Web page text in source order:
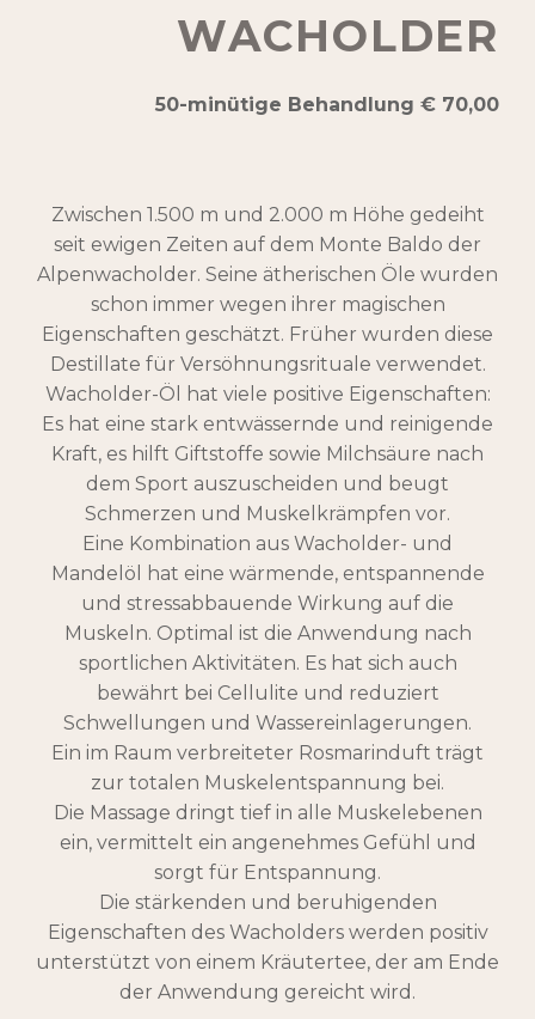
WACHOLDER
50-minütige Behandlung € 70,00
Zwischen 1.500 m und 2.000 m Höhe gedeiht
seit ewigen Zeiten auf dem Monte Baldo der
Alpenwacholder. Seine ätherischen Öle wurden
schon immer wegen ihrer magischen
Eigenschaften geschätzt. Früher wurden diese
Destillate für Versöhnungsrituale verwendet.
Wacholder-Öl hat viele positive Eigenschaften:
Es hat eine stark entwässernde und reinigende
Kraft, es hilft Giftstoffe sowie Milchsäure nach
dem Sport auszuscheiden und beugt
Schmerzen und Muskelkrämpfen vor.
Eine Kombination aus Wacholder- und
Mandelöl hat eine wärmende, entspannende
und stressabbauende Wirkung auf die
Muskeln. Optimal ist die Anwendung nach
sportlichen Aktivitäten. Es hat sich auch
bewährt bei Cellulite und reduziert
Schwellungen und Wassereinlagerungen.
Ein im Raum verbreiteter Rosmarinduft trägt
zur totalen Muskelentspannung bei.
Die Massage dringt tief in alle Muskelebenen
ein, vermittelt ein angenehmes Gefühl und
sorgt für Entspannung.
Die stärkenden und beruhigenden
Eigenschaften des Wacholders werden positiv
unterstützt von einem Kräutertee, der am Ende
der Anwendung gereicht wird.